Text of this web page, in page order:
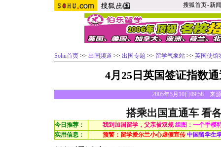
搜狐首页-新闻
Sohu首页 >> 出国频道 >> 出国专题 >> 留学气象站 >> 英国使馆
4月25日英国签证指数
2005年5月10日09:58 来
搭乘出国直通车 看
今日推荐： 我到加国留学，父亲被双规 组图：一个手模
实用信息：
预警：留学爱尔兰小心虚假宣传 中国留学生